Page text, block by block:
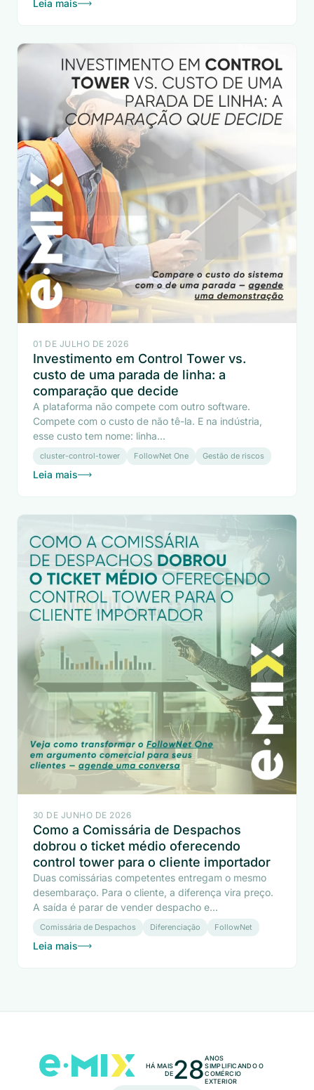
Leia mais
01 DE JULHO DE 2026
Investimento em Control Tower vs.
custo de uma parada de linha: a
comparação que decide
A plataforma não compete com outro software.
Compete com o custo de não tê-la. E na indústria,
esse custo tem nome: linha...
cluster-control-tower FollowNet One Gestão de riscos
Leia mais
30 DE JUNHO DE 2026
Como a Comissária de Despachos
dobrou o ticket médio oferecendo
control tower para o cliente importador
Duas comissárias competentes entregam o mesmo
desembaraço. Para o cliente, a diferença vira preço.
A saída é parar de vender despacho e...
Comissária de Despachos Diferenciação FollowNet
Leia mais
HÁ MAIS
DE28ANOS
SIMPLIFICANDO O
COMÉRCIO
EXTERIOR